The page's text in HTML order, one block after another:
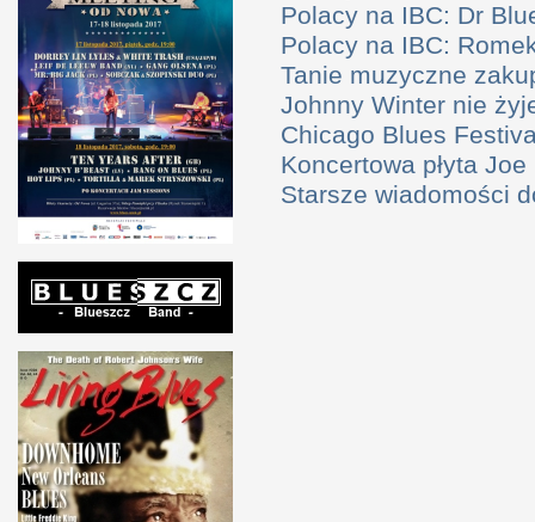
Polacy na IBC: Dr
Polacy na IBC:
Tanie muzyczne
Johnny Winter nie
Chicago Blues
Koncertowa płyta
Starsze wiadomości